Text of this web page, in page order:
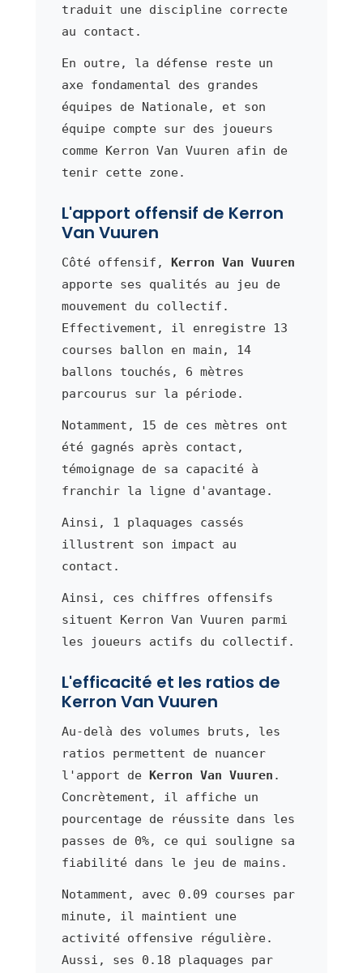
traduit une discipline correcte
au contact.
En outre, la défense reste un
axe fondamental des grandes
équipes de Nationale, et son
équipe compte sur des joueurs
comme Kerron Van Vuuren afin de
tenir cette zone.
L'apport offensif de Kerron
Van Vuuren
Côté offensif, Kerron Van Vuuren
apporte ses qualités au jeu de
mouvement du collectif.
Effectivement, il enregistre 13
courses ballon en main, 14
ballons touchés, 6 mètres
parcourus sur la période.
Notamment, 15 de ces mètres ont
été gagnés après contact,
témoignage de sa capacité à
franchir la ligne d'avantage.
Ainsi, 1 plaquages cassés
illustrent son impact au
contact.
Ainsi, ces chiffres offensifs
situent Kerron Van Vuuren parmi
les joueurs actifs du collectif.
L'efficacité et les ratios de
Kerron Van Vuuren
Au-delà des volumes bruts, les
ratios permettent de nuancer
l'apport de Kerron Van Vuuren .
Concrètement, il affiche un
pourcentage de réussite dans les
passes de 0%, ce qui souligne sa
fiabilité dans le jeu de mains.
Notamment, avec 0.09 courses par
minute, il maintient une
activité offensive régulière.
Aussi, ses 0.18 plaquages par